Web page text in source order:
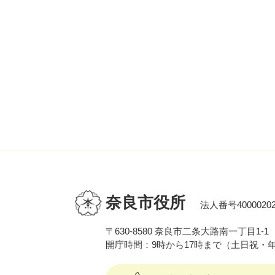
奈良市役所 法人番号
〒630-8580 奈良市二条大路南一丁目1-1
開庁時間：9時から17時まで（土日祝・